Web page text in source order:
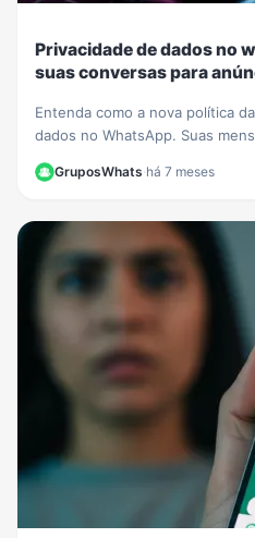
Privacidade de dados no
suas conversas para
Entenda como a nova política
dados no WhatsApp. Suas
GruposWhats·há 7 meses